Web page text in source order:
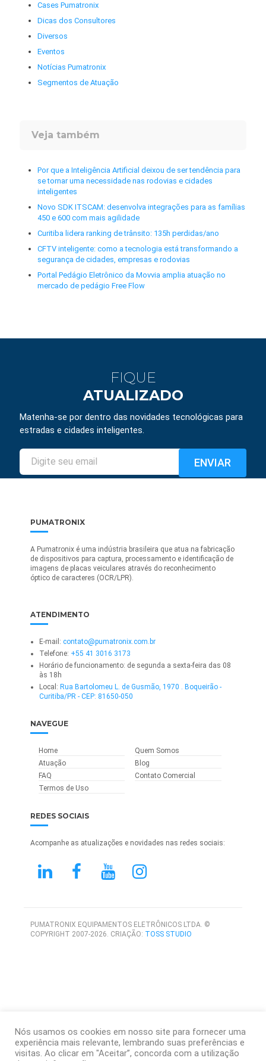
Cases Pumatronix
Dicas dos Consultores
Diversos
Eventos
Notícias Pumatronix
Segmentos de Atuação
Veja também
Por que a Inteligência Artificial deixou de ser tendência para
se tornar uma necessidade nas rodovias e cidades
inteligentes
Novo SDK ITSCAM: desenvolva integrações para as famílias
450 e 600 com mais agilidade
Curitiba lidera ranking de trânsito: 135h perdidas/ano
CFTV inteligente: como a tecnologia está transformando a
segurança de cidades, empresas e rodovias
Portal Pedágio Eletrônico da Movvia amplia atuação no
mercado de pedágio Free Flow
FIQUE
ATUALIZADO
Matenha-se por dentro das novidades tecnológicas para
estradas e cidades inteligentes.
PUMATRONIX
A Pumatronix é uma indústria brasileira que atua na fabricação
de dispositivos para captura, processamento e identificação de
imagens de placas veiculares através do reconhecimento
óptico de caracteres (OCR/LPR).
ATENDIMENTO
E-mail: contato@pumatronix.com.br
Telefone: +55 41 3016 3173
Horário de funcionamento: de segunda a sexta-feira das 08
às 18h
Local: Rua Bartolomeu L. de Gusmão, 1970 . Boqueirão -
Curitiba/PR - CEP: 81650-050
NAVEGUE
Home
Quem Somos
Atuação
Blog
FAQ
Contato Comercial
Termos de Uso
REDES SOCIAIS
Acompanhe as atualizações e novidades nas redes sociais:
PUMATRONIX EQUIPAMENTOS ELETRÔNICOS LTDA. ©
COPYRIGHT 2007-2026. CRIAÇÃO: TOSS STUDIO
Nós usamos os cookies em nosso site para fornecer uma
experiência mais relevante, lembrando suas preferências e
visitas. Ao clicar em "Aceitar”, concorda com a utilização